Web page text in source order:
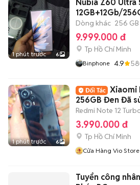
1 phút trước 6
Nubia Z60 Ultra
12GB+12Gb/
Dòng khác 256 GB
9.999.000 đ
Tp Hồ Chí Minh
Binphone 4.9
1 phút trước 6
Xiaomi
256GB Đen Đã
Redmi Note 12
3.990.000 đ
Tp Hồ Chí Minh
Cửa Hàng Vio Store
Tuyển công nhân nữ